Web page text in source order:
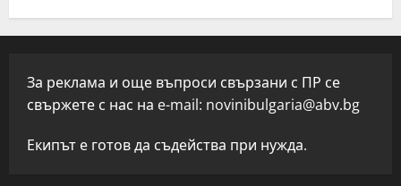
За реклама и още въпроси свързани с ПР се
свържете с нас на e-mail: novinibulgaria@abv.bg
Екипът е готов да съдейства при нужда.